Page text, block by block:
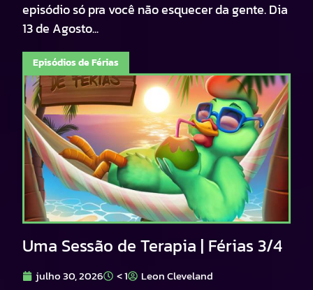
episódio só pra você não esquecer da gente. Dia
13 de Agosto...
Episódios de Férias
Uma Sessão de Terapia | Férias 3/4
julho 30, 2026 < 1 Leon Cleveland